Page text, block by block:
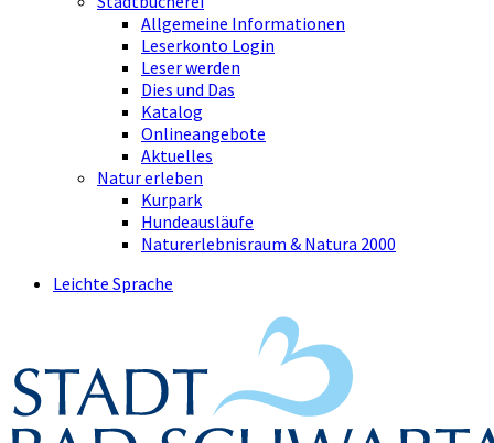
Allgemeine Informationen
Leserkonto Login
Leser werden
Dies und Das
Katalog
Onlineangebote
Aktuelles
Natur erleben
Kurpark
Hundeausläufe
Naturerlebnisraum & Natura 2000
Leichte Sprache